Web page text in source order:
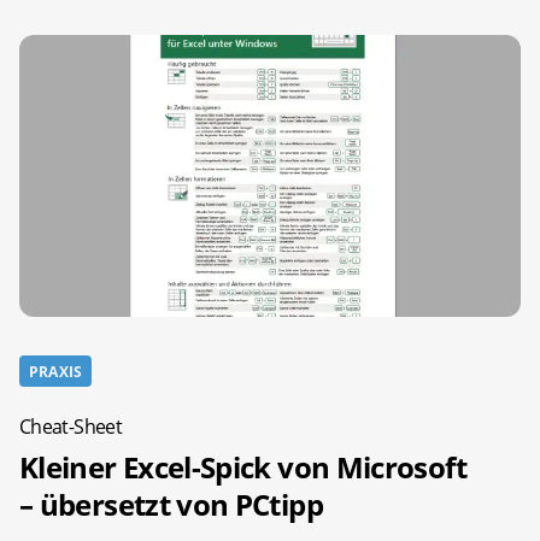
PRAXIS
Cheat-Sheet
Kleiner Excel-Spick von Microsoft
– übersetzt von PCtipp